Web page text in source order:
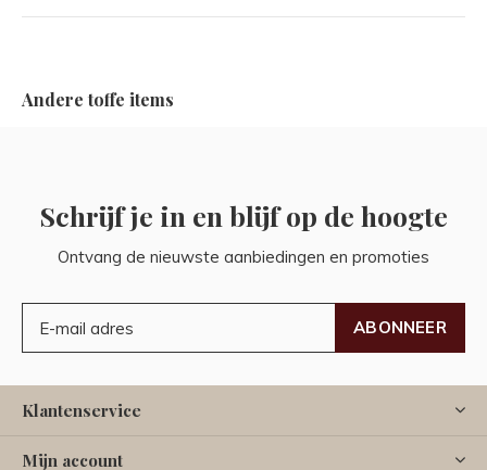
Andere toffe items
Schrijf je in en blijf op de hoogte
Ontvang de nieuwste aanbiedingen en promoties
ABONNEER
Klantenservice
Mijn account